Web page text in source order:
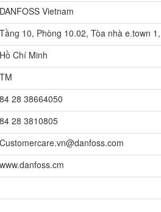
DANFOSS Vietnam
Tầng 10, Phòng 10.02, Tòa nhà e.town
Hồ Chí Minh
TM
84 28 38664050
84 28 3810805
Customercare.vn@danfoss.com
www.danfoss.cm